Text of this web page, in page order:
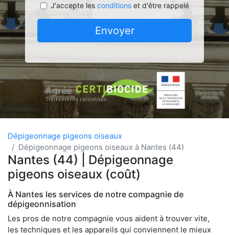
J'accepte les conditionset d'être rappelé
Envoyer
Dépigeonnage pigeons oiseaux
Dépigeonnage pigeons oiseaux à Nantes (44)
Nantes (44) | Dépigeonnage
pigeons oiseaux (coût)
À Nantes les services de notre compagnie de
dépigeonnisation
Les pros de notre compagnie vous aident à trouver vite,
les techniques et les appareils qui conviennent le mieux